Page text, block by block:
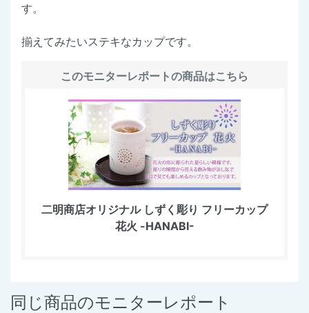
す。
揃えてみたいステキなカップです。
このモニターレポートの商品はこちら
二明商店オリジナル しずく彫り フリーカップ
花火 -HANABI-
同じ商品のモニターレポート